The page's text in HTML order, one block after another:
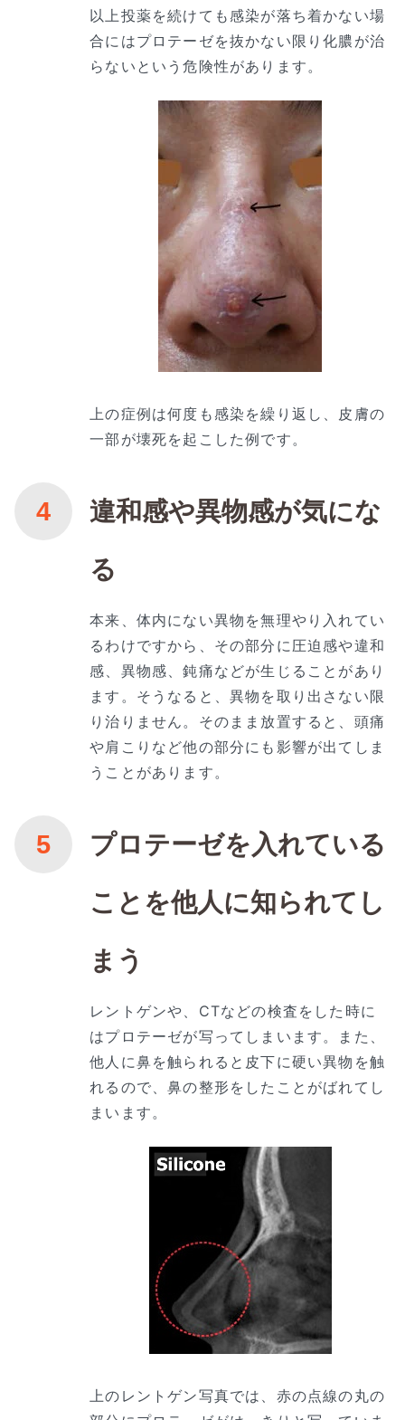
以上投薬を続けても感染が落ち着かない場
合にはプロテーゼを抜かない限り化膿が治
らないという危険性があります。
上の症例は何度も感染を繰り返し、皮膚の
一部が壊死を起こした例です。
違和感や異物感が気にな
る
本来、体内にない異物を無理やり入れてい
るわけですから、その部分に圧迫感や違和
感、異物感、鈍痛などが生じることがあり
ます。そうなると、異物を取り出さない限
り治りません。そのまま放置すると、頭痛
や肩こりなど他の部分にも影響が出てしま
うことがあります。
プロテーゼを入れている
ことを他人に知られてし
まう
レントゲンや、CTなどの検査をした時に
はプロテーゼが写ってしまいます。また、
他人に鼻を触られると皮下に硬い異物を触
れるので、鼻の整形をしたことがばれてし
まいます。
上のレントゲン写真では、赤の点線の丸の